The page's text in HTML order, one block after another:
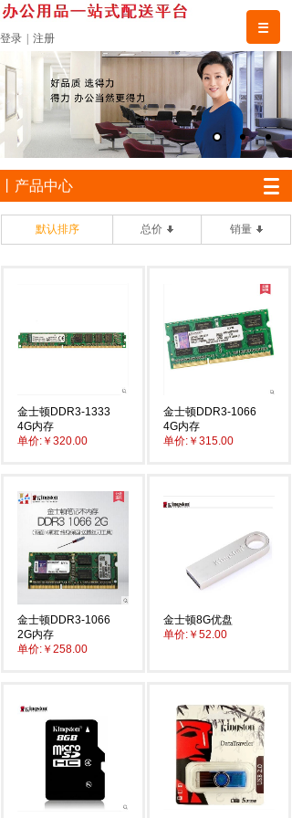
登录 注册
丨产品中心
默认排序 总价 销量
金士顿DDR3-1333
4G内存
单价: ￥320.00
金士顿DDR3-1066
4G内存
单价: ￥315.00
金士顿DDR3-1066
2G内存
单价: ￥258.00
金士顿8G优盘
单价: ￥52.00